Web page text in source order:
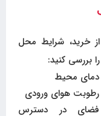
خرید، شرایط محل
بررسی کنید:
دمای محیط
رطوبت هوای ورودی
فضای در دسترس